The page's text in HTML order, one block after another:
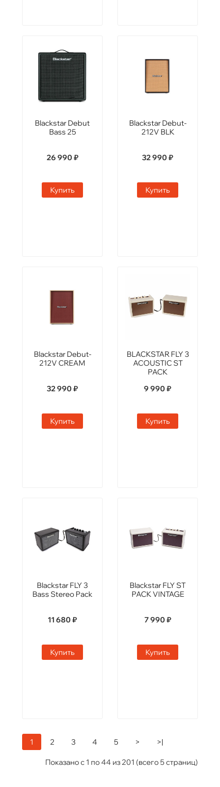
Blackstar Debut
Bass 25
26 990 ₽
Купить
Blackstar Debut-
212V BLK
32 990 ₽
Купить
Blackstar Debut-
212V CREAM
32 990 ₽
Купить
BLACKSTAR FLY 3
ACOUSTIC ST
PACK
9 990 ₽
Купить
Blackstar FLY 3
Bass Stereo Pack
11 680 ₽
Купить
Blackstar FLY ST
PACK VINTAGE
7 990 ₽
Купить
1 2 3 4 5 > >|
Показано с 1 по 44 из 201 (всего 5 страниц)